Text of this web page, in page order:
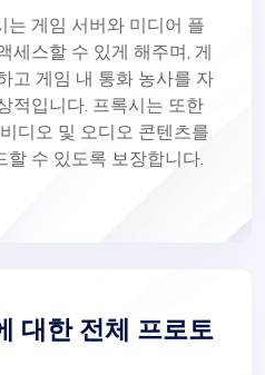
는 게임 서버와 미디어 플
세스할 수 있게 해주며, 게
고 게임 내 통화 농사를 자
적입니다. 프록시는 또한
디오 및 오디오 콘텐츠를
할 수 있도록 보장합니다.
대한 전체 프로토